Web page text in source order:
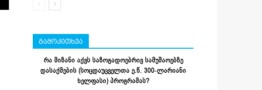
გამოკითხვა
რა მიზანი აქვს საზოგადოებრივ სამუშაოებზე
დასაქმების (სოცდაუცველთა ე.წ. 300-ლარიანი
ხელფასი) პროგრამას?